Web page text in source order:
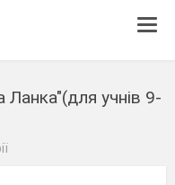
Ланка"(для учнів 9-